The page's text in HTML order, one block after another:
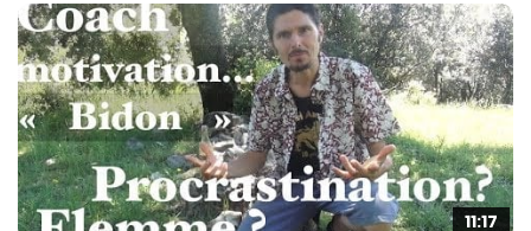
11:17